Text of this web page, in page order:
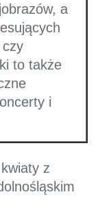
a
to także
i
z